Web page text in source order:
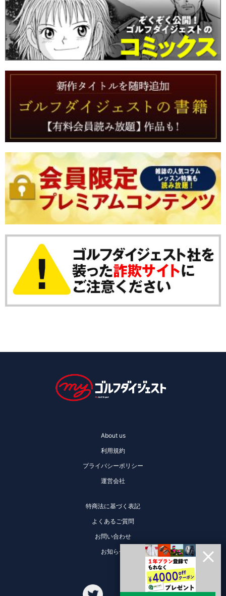
About us
利用規約
プライバシーポリシー
運営会社
特商法に基づく表記
よくあるご質問
お問い合わせ
お知らせ